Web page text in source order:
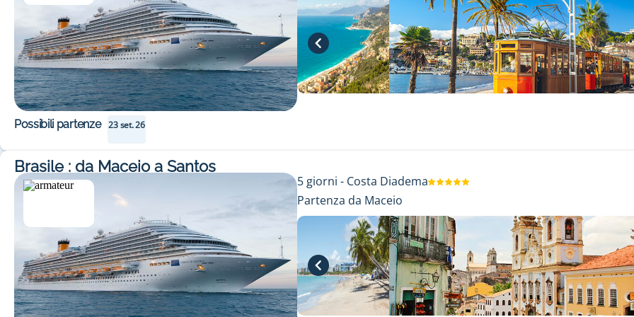
Possibili partenze 23 set. 26
Brasile : da Maceio a Santos
5 giorni - Costa Diadema
Partenza da Maceio